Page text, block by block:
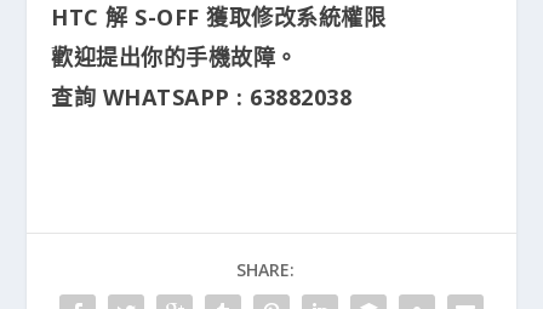
HTC 解 S-OFF 獲取修改系統權限
歡迎提出你的手機故障。
查詢 WHATSAPP : 63882038
SHARE: